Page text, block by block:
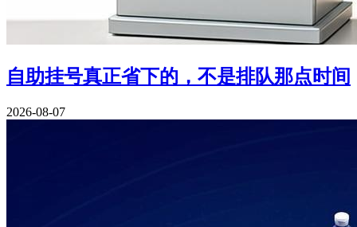
自助挂号真正省下的，不是排队那点时间
2026-08-07